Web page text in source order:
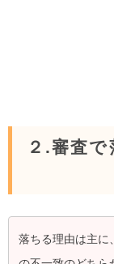
２.審査
落ちる理由は主に